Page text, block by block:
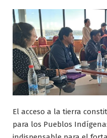
El acceso a la tierra
para los Pueblos